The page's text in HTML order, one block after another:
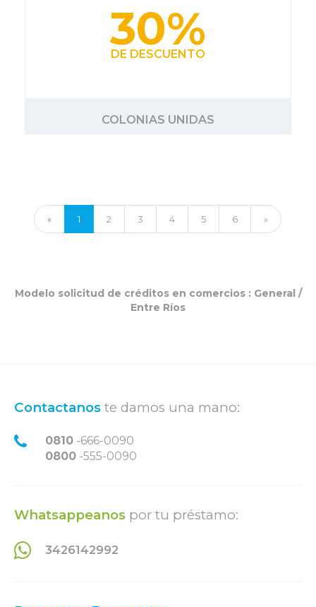
30%
DE DESCUENTO
COLONIAS UNIDAS
« 1 2 3 4 5 6 »
Modelo solicitud de créditos en comercios : General /
Entre Ríos
Contactanos te damos una mano:
0810 -666-0090
0800 -555-0090
Whatsappeanos por tu préstamo:
3426142992